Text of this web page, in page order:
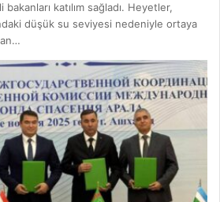
katılım sağladı. Heyetler,
düşük su seviyesi nedeniyle ortaya